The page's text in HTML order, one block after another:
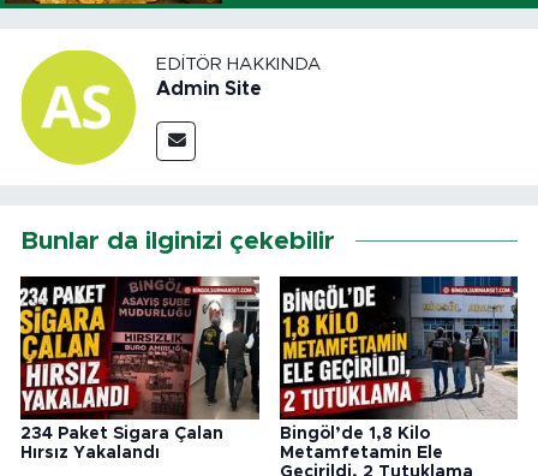
EDITÖR HAKKINDA
Admin Site
Bunlar da ilginizi çekebilir
234 Paket Sigara Çalan
Hırsız Yakalandı
Bingöl’de 1,8 Kilo
Metamfetamin Ele